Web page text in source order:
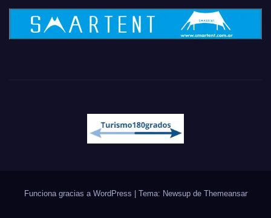
Funciona gracias a WordPress Tema: Newsup de Themeansar